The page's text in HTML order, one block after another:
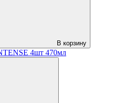
В корзину